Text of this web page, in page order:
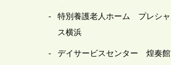
特別養護老人ホーム プレシャ
ス横浜
デイサービスセンター 煌奏館